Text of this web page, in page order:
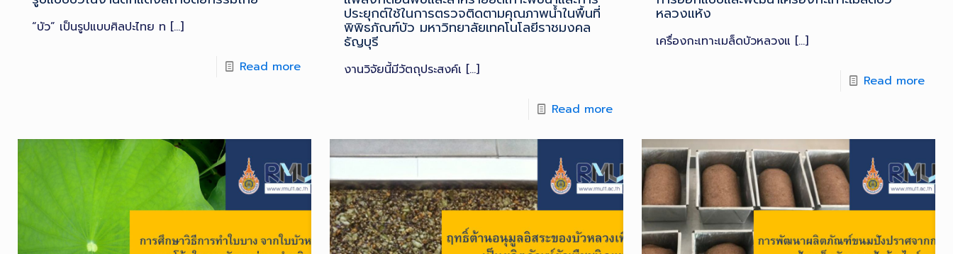
“บัว” เป็นรูปแบบศิลปะไทย ท […]
Read more
ประยุกต์ใช้ในการตรวจติดตามคุณภาพน้ำในพื้นที่
พิพิธภัณฑ์บัว มหาวิทยาลัยเทคโนโลยีราชมงคล
ธัญบุรี
งานวิจัยนี้มีวัตถุประสงค์เ […]
Read more
หลวงแห้ง
เครื่องกะเทาะเมล็ดบัวหลวงแ […]
Read more